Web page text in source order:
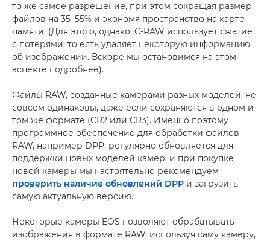
то же самое разрешение, при этом сокращая размер
файлов на 35–55% и экономя пространство на карте
памяти. (Для этого, однако, C-RAW использует сжатие
с потерями, то есть удаляет некоторую информацию
об изображении. Вскоре мы остановимся на этом
аспекте подробнее).
Файлы RAW, созданные камерами разных моделей, не
совсем одинаковы, даже если сохраняются в одном и
том же формате (CR2 или CR3). Именно поэтому
программное обеспечение для обработки файлов
RAW, например DPP, регулярно обновляется для
поддержки новых моделей камер, и при покупке
новой камеры мы настоятельно рекомендуем
проверить наличие обновлений DPP и загрузить
самую актуальную версию.
Некоторые камеры EOS позволяют обрабатывать
изображения в формате RAW, используя саму камеру,